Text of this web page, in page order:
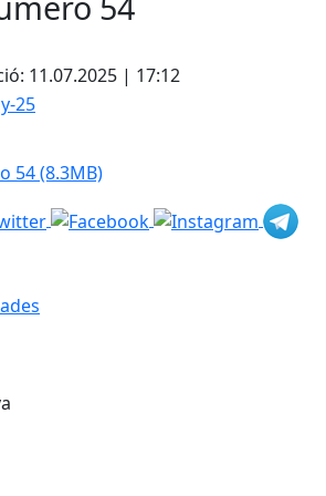
11.07.2025 | 17:12
54(8.3MB)